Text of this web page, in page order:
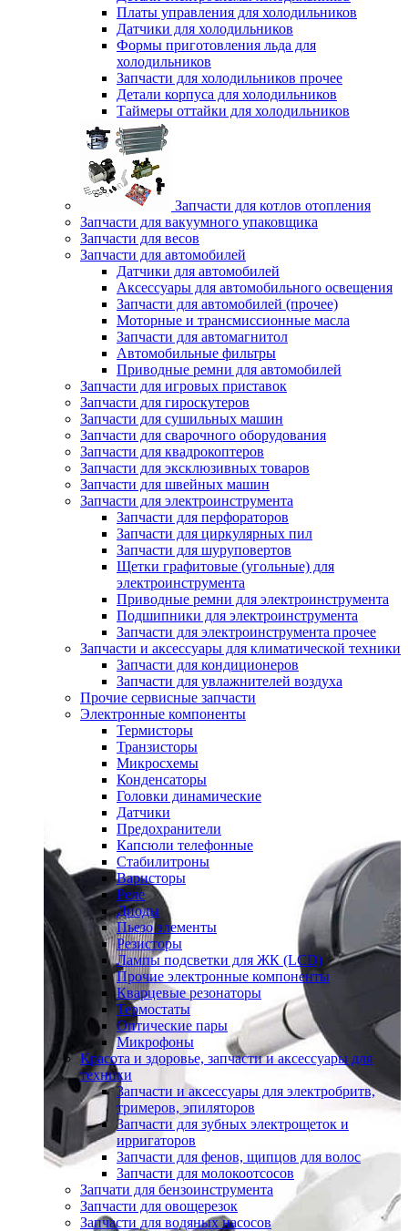
Платы управления для холодильников
Датчики для холодильников
Формы приготовления льда для
холодильников
Запчасти для холодильников прочее
Детали корпуса для холодильников
Таймеры оттайки для холодильников
Запчасти для котлов отопления
Запчасти для вакуумного упаковщика
Запчасти для весов
Запчасти для автомобилей
Датчики для автомобилей
Аксессуары для автомобильного освещения
Запчасти для автомобилей (прочее)
Моторные и трансмиссионные масла
Запчасти для автомагнитол
Автомобильные фильтры
Приводные ремни для автомобилей
Запчасти для игровых приставок
Запчасти для гироскутеров
Запчасти для сушильных машин
Запчасти для сварочного оборудования
Запчасти для квадрокоптеров
Запчасти для эксклюзивных товаров
Запчасти для швейных машин
Запчасти для электроинструмента
Запчасти для перфораторов
Запчасти для циркулярных пил
Запчасти для шуруповертов
Щетки графитовые (угольные) для
электроинструмента
Приводные ремни для электроинструмента
Подшипники для электроинструмента
Запчасти для электроинструмента прочее
Запчасти и аксессуары для климатической техники
Запчасти для кондиционеров
Запчасти для увлажнителей воздуха
Прочие сервисные запчасти
Электронные компоненты
Термисторы
Транзисторы
Микросхемы
Конденсаторы
Головки динамические
Датчики
Предохранители
Капсюли телефонные
Стабилитроны
Варисторы
Реле
Диоды
Пьезо элементы
Резисторы
Лампы подсветки для ЖК (LCD)
Прочие электронные компоненты
Кварцевые резонаторы
Термостаты
Оптические пары
Микрофоны
Красота и здоровье, запчасти и аксессуары для
техники
Запчасти и аксессуары для электробритв,
тримеров, эпиляторов
Запчасти для зубных электрощеток и
ирригаторов
Запчасти для фенов, щипцов для волос
Запчасти для молокоотсосов
Запчати для бензоинструмента
Запчасти для овощерезок
Запчасти для водяных насосов